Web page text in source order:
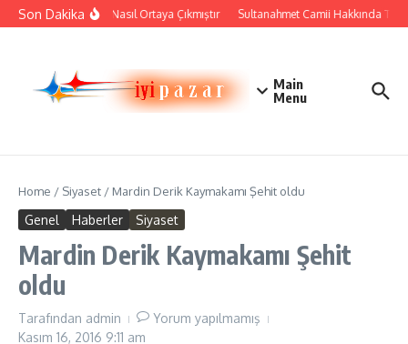
İçeriğe atla
Son Dakika
Çini Sanatı Nasıl Ortaya Çıkmıştır Sultanahmet Camii Hakkında
Main
Menu
Home / Siyaset / Mardin Derik Kaymakamı Şehit oldu
Genel Haberler Siyaset
Mardin Derik Kaymakamı Şehit
oldu
Tarafından admin
Yorum yapılmamış
Kasım 16, 2016 9:11 am